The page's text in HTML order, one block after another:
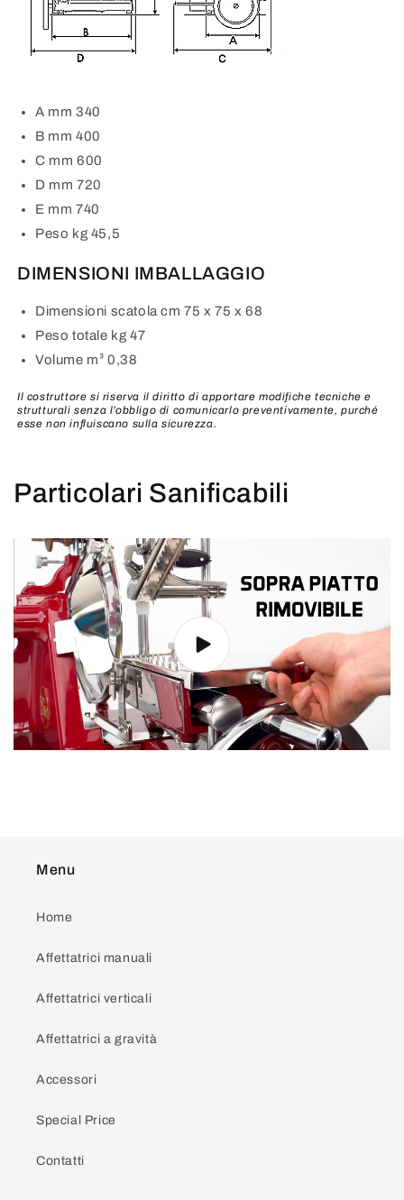
A mm 340
B mm 400
C mm 600
D mm 720
E mm 740
Peso kg 45,5
DIMENSIONI IMBALLAGGIO
Dimensioni scatola cm 75 x 75 x 68
Peso totale kg 47
Volume m³ 0,38
Il costruttore si riserva il diritto di apportare modifiche tecniche e
strutturali senza l’obbligo di comunicarlo preventivamente, purché
esse non influiscano sulla sicurezza.
Particolari Sanificabili
Menu
Home
Affettatrici manuali
Affettatrici verticali
Affettatrici a gravità
Accessori
Special Price
Contatti